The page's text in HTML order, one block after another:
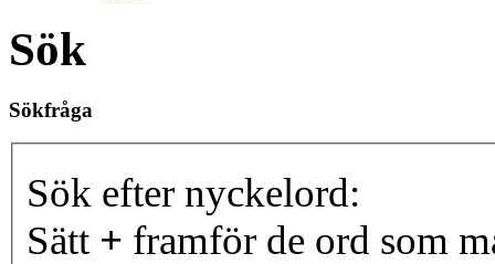
Sök
Sökfråga
Sök efter nyckelord:
Sätt + framför de ord som